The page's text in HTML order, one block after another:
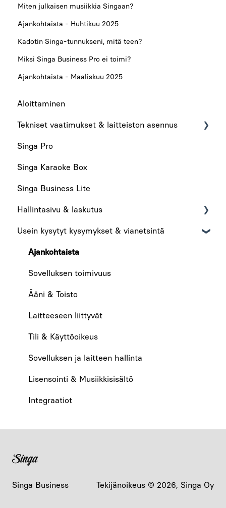
Miten julkaisen musiikkia Singaan?
Ajankohtaista - Huhtikuu 2025
Kadotin Singa-tunnukseni, mitä teen?
Miksi Singa Business Pro ei toimi?
Ajankohtaista - Maaliskuu 2025
Aloittaminen
Tekniset vaatimukset & laitteiston asennus
Tekniset vaatimukset
Laitteiston asennus
Singa Pro
Singa Karaoke Box
Singa Business Lite
Hallintasivu & laskutus
Hallintasivu
Laskutus
Usein kysytyt kysymykset & vianetsintä
Ajankohtaista
Sovelluksen toimivuus
Ääni & Toisto
Laitteeseen liittyvät
Tili & Käyttöoikeus
Sovelluksen ja laitteen hallinta
Lisensointi & Musiikkisisältö
Integraatiot
Singa Business Tekijänoikeus © 2026, Singa Oy